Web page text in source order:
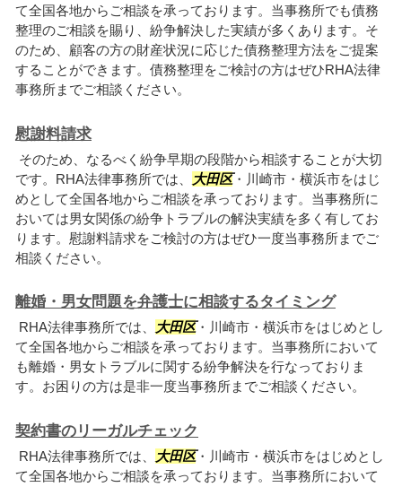
て全国各地からご相談を承っております。当事務所でも債務
整理のご相談を賜り、紛争解決した実績が多くあります。そ
のため、顧客の方の財産状況に応じた債務整理方法をご提案
することができます。債務整理をご検討の方はぜひRHA法律
事務所までご相談ください。
慰謝料請求
そのため、なるべく紛争早期の段階から相談することが大切
です。RHA法律事務所では、
大田区・川崎市・横浜市をはじ
めとして全国各地からご相談を承っております。当事務所に
おいては男女関係の紛争トラブルの解決実績を多く有してお
ります。慰謝料請求をご検討の方はぜひ一度当事務所までご
相談ください。
離婚・男女問題を弁護士に相談するタイミング
RHA法律事務所では、 大田区・川崎市・横浜市をはじめとし
て全国各地からご相談を承っております。当事務所において
も離婚・男女トラブルに関する紛争解決を行なっておりま
す。お困りの方は是非一度当事務所までご相談ください。
契約書のリーガルチェック
RHA法律事務所では、 大田区・川崎市・横浜市をはじめとし
て全国各地からご相談を承っております。当事務所において